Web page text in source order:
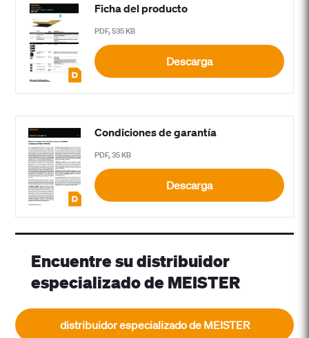
Ficha del producto
PDF, 535 KB
Descarga
Condiciones de garantía
PDF, 35 KB
Descarga
Encuentre su distribuidor
especializado de MEISTER
distribuidor especializado de MEISTER